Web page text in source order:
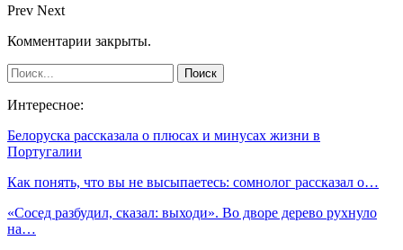
Prev Next
Комментарии закрыты.
Интересное:
Белоруска рассказала о плюсах и минусах жизни в
Португалии
Как понять, что вы не высыпаетесь: сомнолог рассказал о…
«Сосед разбудил, сказал: выходи». Во дворе дерево рухнуло
на…